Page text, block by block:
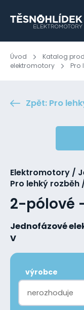
Úvod Katalog
elektromotory
Pro
Zpět: Pro
Elektromotory /
Pro lehký rozběh
2-pólové
Jednofázové
V
výrobce
nerozhoduje